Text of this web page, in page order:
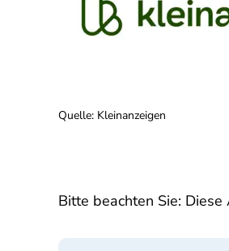
Quelle: Kleinanzeigen
Bitte beachten Sie: